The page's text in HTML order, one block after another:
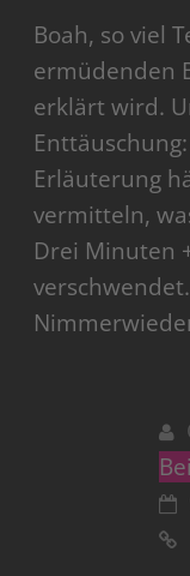
Boah, so viel
ermüdenden
erklärt wird.
Erläuterung
vermitteln,
Drei Minuten
verschwendet.